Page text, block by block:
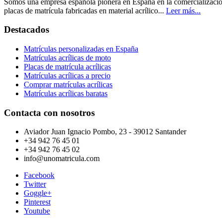
placas de matrícula fabricadas en material acrílico... Leer más...
Destacados
Matrículas personalizadas en España
Matrículas acrílicas de moto
Placas de matrícula acrílicas
Matrículas acrílicas a precio
Comprar matrículas acrílicas
Matrículas acrílicas baratas
Contacta con nosotros
Aviador Juan Ignacio Pombo, 23 - 39012 Santander
+34 942 76 45 01
+34 942 76 45 02
info@unomatricula.com
Facebook
Twitter
Goggle+
Pinterest
Youtube